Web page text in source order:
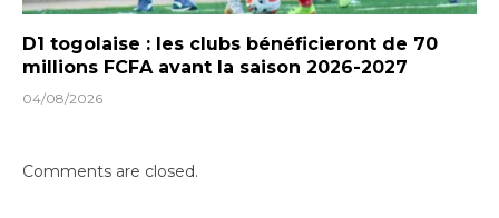
D1 togolaise : les clubs bénéficieront de 70
millions FCFA avant la saison 2026-2027
04/08/2026
Comments are closed.